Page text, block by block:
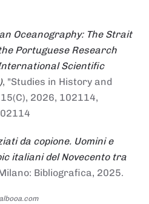
Oceanography: The Strait
Portuguese Research
Scientific
, "Studies in History and
2026, 102114,
da copione. Uomini e
italiani del Novecento tra
Bibliografica, 2025.